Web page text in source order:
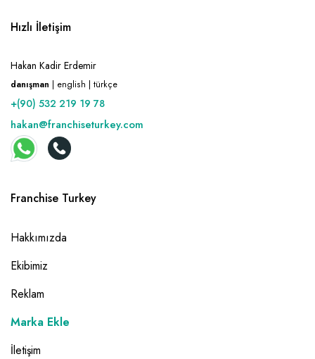
Hızlı İletişim
Hakan Kadir Erdemir
danışman | english | türkçe
+(90) 532 219 19 78
hakan@franchiseturkey.com
Franchise Turkey
Hakkımızda
Ekibimiz
Reklam
Marka Ekle
İletişim